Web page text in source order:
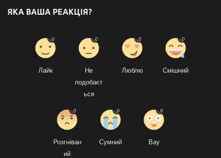
ЯКА ВАША РЕАКЦІЯ?
Лайк
0
Не
подобаєт
ься
0
Люблю
0
Смішний
0
Розгніван
ий
0
Сумний
0
Вау
0